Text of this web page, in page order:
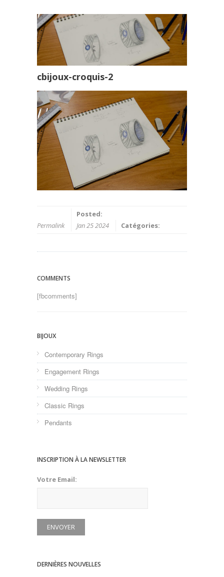
cbijoux-croquis-2
Permalink
Posted:
Jan 25 2024
Catégories:
COMMENTS
[fbcomments]
BIJOUX
Contemporary Rings
Engagement Rings
Wedding Rings
Classic Rings
Pendants
INSCRIPTION À LA NEWSLETTER
Votre Email:
DERNIÈRES NOUVELLES